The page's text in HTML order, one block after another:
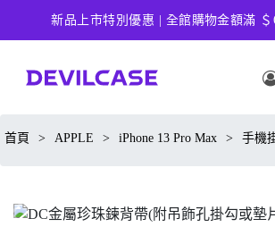
新品上市特別優惠 | 全館購物金額滿 ＄
首頁 > APPLE > iPhone 13 Pro Max > 手機